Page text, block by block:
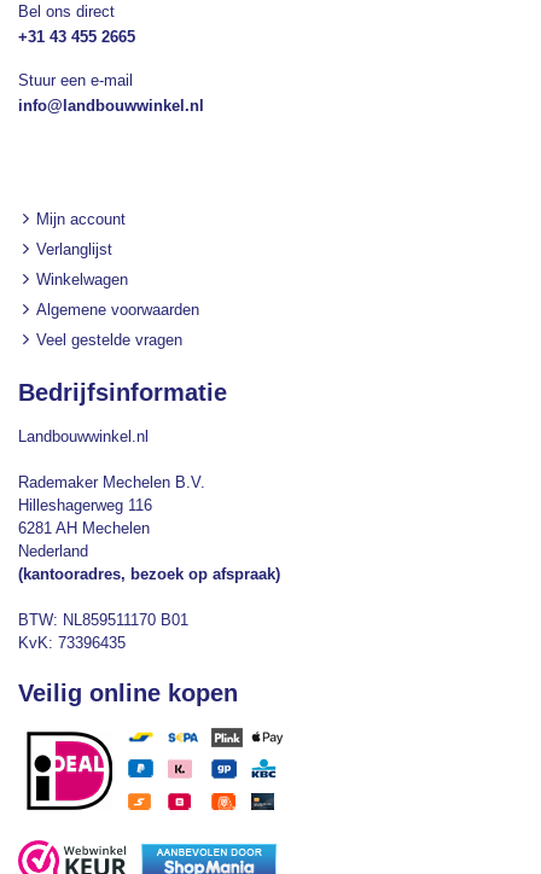
Bel ons direct
+31 43 455 2665
Stuur een e-mail
info@landbouwwinkel.nl
Mijn account
Verlanglijst
Winkelwagen
Algemene voorwaarden
Veel gestelde vragen
Bedrijfsinformatie
Landbouwwinkel.nl
Rademaker Mechelen B.V.
Hilleshagerweg 116
6281 AH Mechelen
Nederland
(kantooradres, bezoek op afspraak)
BTW: NL859511170 B01
KvK: 73396435
Veilig online kopen